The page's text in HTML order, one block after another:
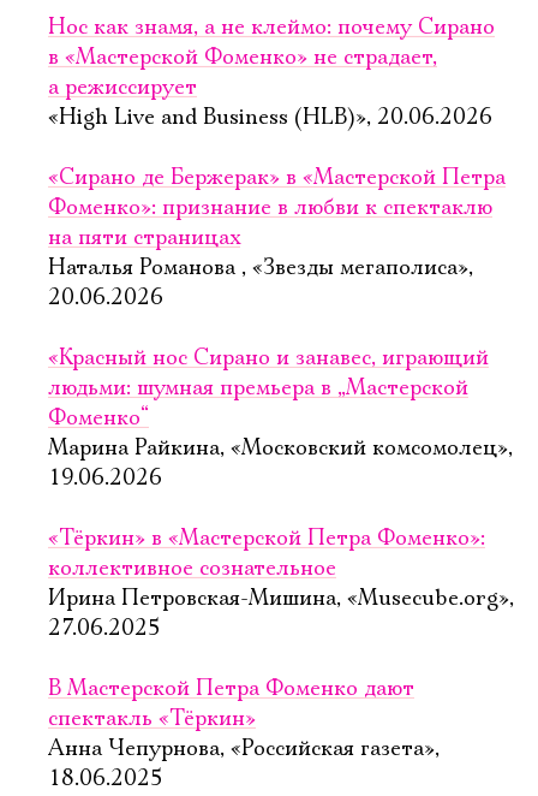
Нос как знамя, а не клеймо: почему Сирано
в «Мастерской Фоменко» не страдает,
а режиссирует
«High Live and Business (HLB)», 20.06.2026
«Сирано де Бержерак» в «Мастерской Петра
Фоменко»: признание в любви к спектаклю
на пяти страницах
Наталья Романова , «Звезды мегаполиса»,
20.06.2026
«Красный нос Сирано и занавес, играющий
людьми: шумная премьера в „Мастерской
Фоменко“
Марина Райкина, «Московский комсомолец»,
19.06.2026
«Тёркин» в «Мастерской Петра Фоменко»:
коллективное сознательное
Ирина Петровская-Мишина, «Musecube.org»,
27.06.2025
В Мастерской Петра Фоменко дают
спектакль «Тёркин»
Анна Чепурнова, «Российская газета»,
18.06.2025